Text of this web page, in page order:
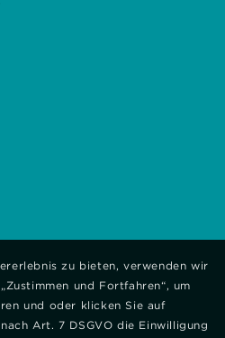
zu bieten, verwenden wir
und Fortfahren“, um
und oder klicken Sie auf
Art. 7 DSGVO die Einwilligung